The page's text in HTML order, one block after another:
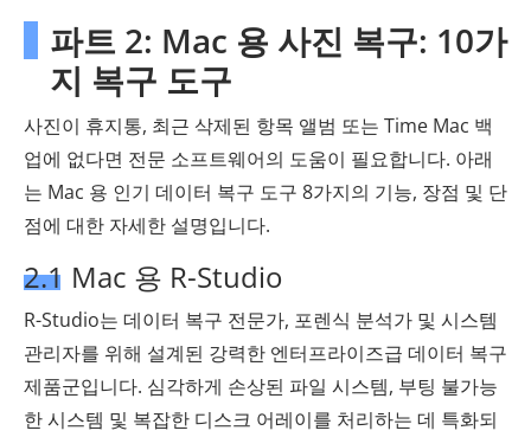
파트 2: Mac 용 사진 복구: 10가
지 복구 도구
사진이 휴지통, 최근 삭제된 항목 앨범 또는 Time Mac 백
업에 없다면 전문 소프트웨어의 도움이 필요합니다. 아래
는 Mac 용 인기 데이터 복구 도구 8가지의 기능, 장점 및 단
점에 대한 자세한 설명입니다.
2.1 Mac 용 R-Studio
R-Studio는 데이터 복구 전문가, 포렌식 분석가 및 시스템
관리자를 위해 설계된 강력한 엔터프라이즈급 데이터 복구
제품군입니다. 심각하게 손상된 파일 시스템, 부팅 불가능
한 시스템 및 복잡한 디스크 어레이를 처리하는 데 특화되